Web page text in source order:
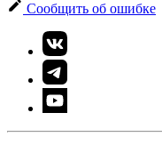
Сообщить об ошибке